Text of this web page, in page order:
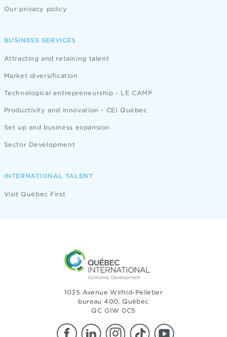
Our privacy policy
BUSINESS SERVICES
Attracting and retaining talent
Market diversification
Technological entrepreneurship - LE CAMP
Productivity and innovation - CEI Québec
Set up and business expansion
Sector Development
INTERNATIONAL TALENT
Visit Québec First
1035 Avenue Wilfrid-Pelletier
bureau 400, Québec
QC G1W 0C5